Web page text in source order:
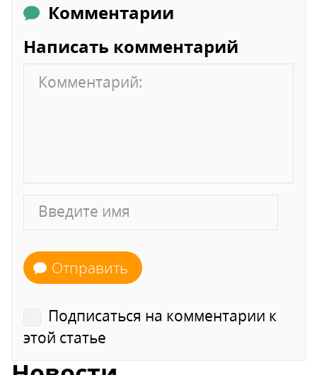
Комментарии
Написать комментарий
Отправить
Подписаться на комментарии к
этой статье